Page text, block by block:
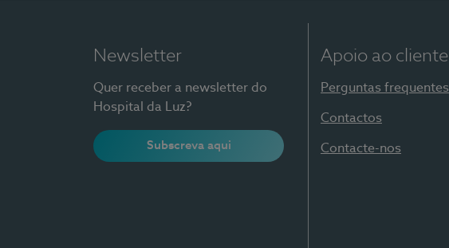
Newsletter
Quer receber a newsletter do
Hospital da Luz?
Subscreva aqui
Apoio ao cliente
Perguntas frequentes
Contactos
Contacte-nos